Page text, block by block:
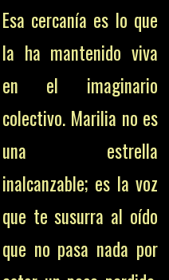
Esa cercanía es lo que
la ha mantenido viva
en el imaginario
colectivo. Marilia no es
una estrella
inalcanzable; es la voz
que te susurra al oído
que no pasa nada por